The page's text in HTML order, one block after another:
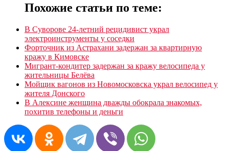
Похожие статьи по теме:
В Суворове 24-летний рецидивист украл
электроинструменты у соседки
Форточник из Астрахани задержан за квартирную
кражу в Кимовске
Мигрант-кондитер задержан за кражу велосипеда у
жительницы Белёва
Мойщик вагонов из Новомосковска украл велосипед у
жителя Донского
В Алексине женщина дважды обокрала знакомых,
похитив телефоны и деньги